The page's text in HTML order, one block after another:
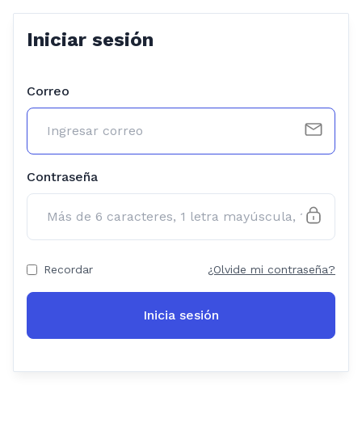
Iniciar sesión
Correo
Contraseña
Recordar ¿Olvide mi contraseña?